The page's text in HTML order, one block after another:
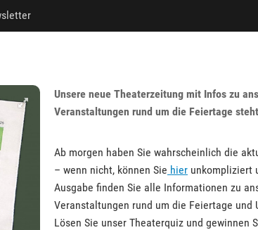
Unsere neue Theaterzeitung mit Infos zu
Veranstaltungen rund um die Feiertage
Ab morgen haben Sie wahrscheinlich die
– wenn nicht, können Sie hier unkompliziert
Ausgabe finden Sie alle Informationen zu
Veranstaltungen rund um die Feiertage und
Lösen Sie unser Theaterquiz und